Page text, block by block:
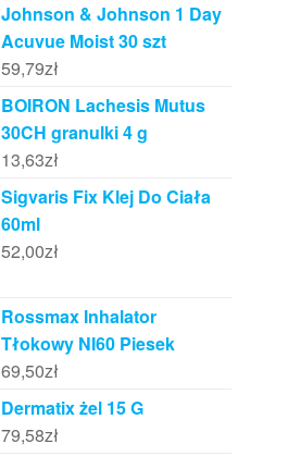
Johnson & Johnson 1 Day
Acuvue Moist 30 szt
59,79zł
BOIRON Lachesis Mutus
30CH granulki 4 g
13,63zł
Sigvaris Fix Klej Do Ciała
60ml
52,00zł
Rossmax Inhalator
Tłokowy NI60 Piesek
69,50zł
Dermatix żel 15 G
79,58zł